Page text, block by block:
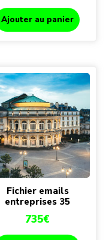
Ajouter au panier
Fichier emails
entreprises 35
735€